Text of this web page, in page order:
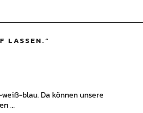
LASSEN.”
blau. Da können unsere
…